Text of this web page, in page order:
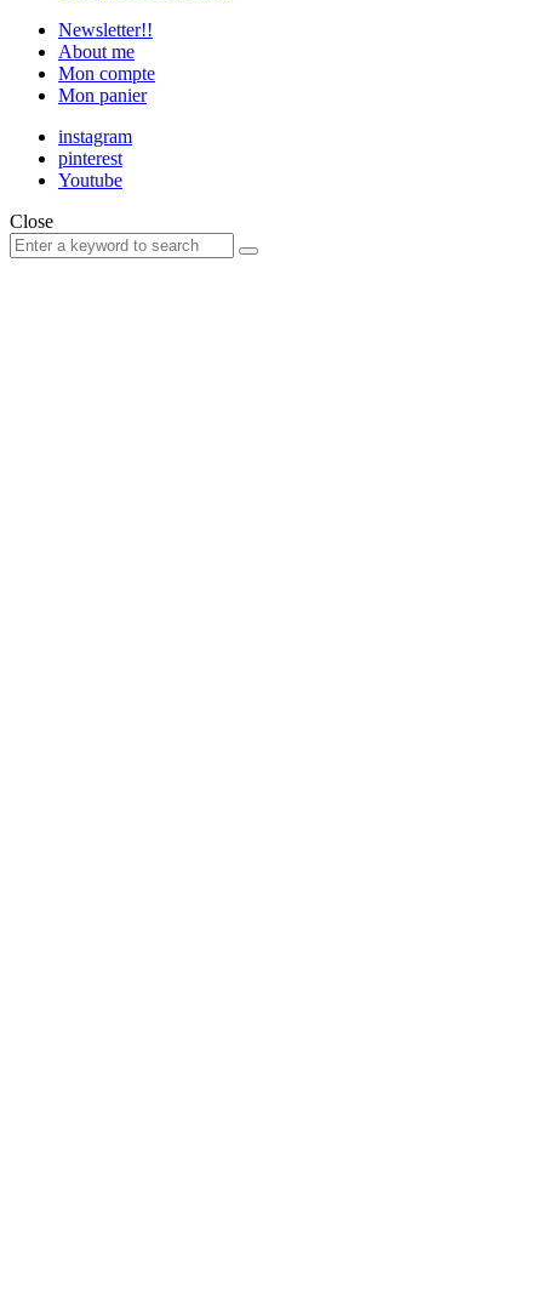
Newsletter!!
About me
Mon compte
Mon panier
instagram
pinterest
Youtube
Close
Search
for:
Search